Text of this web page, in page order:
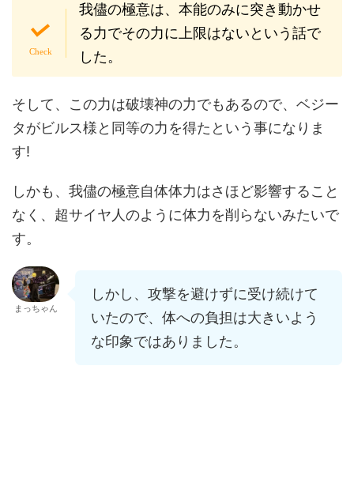
我儘の極意は、 本能のみに突き動かせ
る力でその力に上限はないという話で
した。
そして、この力は破壊神の力でもあるので、ベジー
タがビルス様と同等の力を得たという事になりま
す!
しかも、我儘の極意自体体力はさほど影響すること
なく、超サイヤ人のように体力を削らないみたいで
す。
まっちゃん
しかし、攻撃を避けずに受け続けて
いたので、体への負担は大きいよう
な印象ではありました。